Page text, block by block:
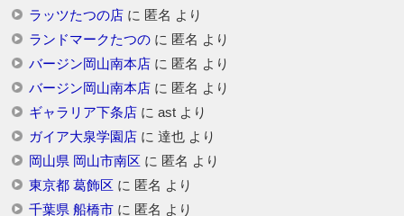
ラッツたつの店に 匿名 より
ランドマークたつのに 匿名 より
バージン岡山南本店に 匿名 より
バージン岡山南本店に 匿名 より
ギャラリア下条店に astより
ガイア大泉学園店に 達也より
岡山県 岡山市南区 に 匿名 より
東京都 葛飾区 に 匿名 より
千葉県 船橋市に 匿名 より